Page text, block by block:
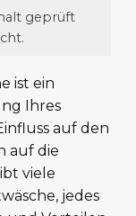
geprüft
ist ein
Ihres
auf den
auf die
viele
jedes